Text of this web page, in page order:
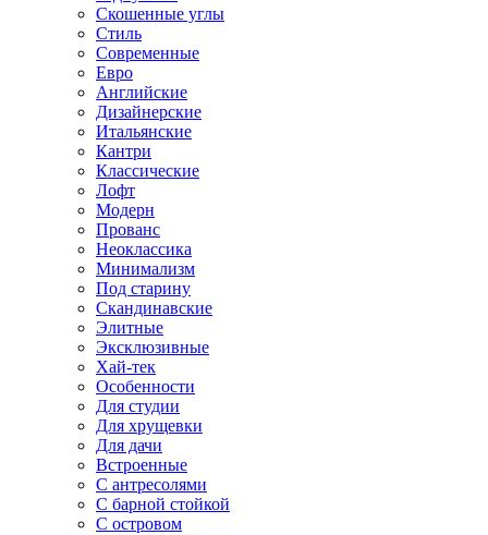
Скошенные углы
Стиль
Современные
Евро
Английские
Дизайнерские
Итальянские
Кантри
Классические
Лофт
Модерн
Прованс
Неоклассика
Минимализм
Под старину
Скандинавские
Элитные
Эксклюзивные
Хай-тек
Особенности
Для студии
Для хрущевки
Для дачи
Встроенные
С антресолями
С барной стойкой
С островом